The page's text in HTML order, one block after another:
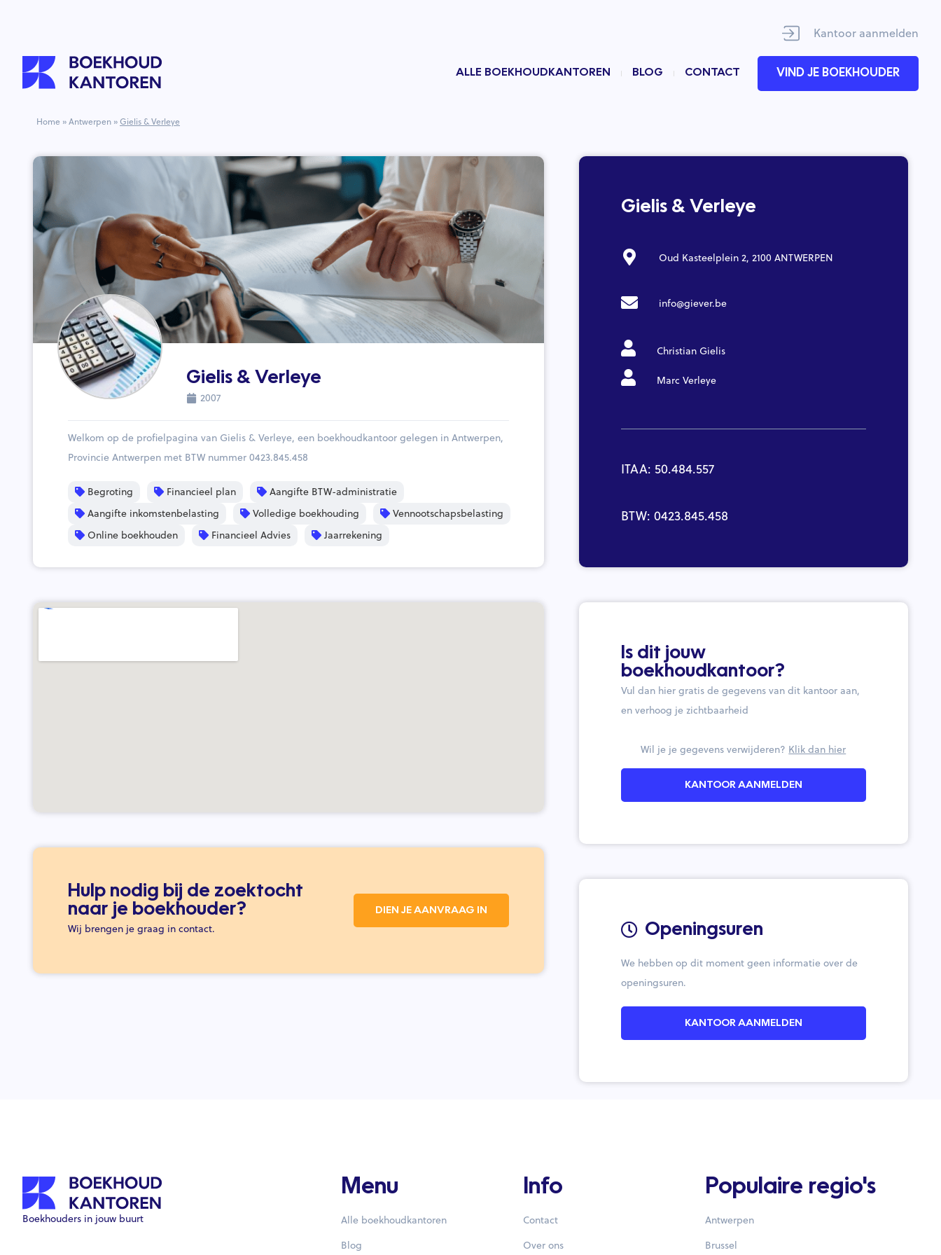
Kantoor aanmelden
ALLE BOEKHOUDKANTOREN BLOG CONTACT VIND JE BOEKHOUDER
Home »Antwerpen »Gielis & Verleye
Gielis & Verleye
2007
Welkom op de profielpagina van Gielis & Verleye, een boekhoudkantoor gelegen in Antwerpen,
Provincie Antwerpen met BTW nummer 0423.845.458
Begroting Financieel plan
Aangifte BTW-administratie
Aangifte inkomstenbelasting
Volledige boekhouding
Vennootschapsbelasting
Online boekhouden
Financieel Advies Jaarrekening
Gielis & Verleye
Oud Kasteelplein 2, 2100 ANTWERPEN
info@giever.be
Christian Gielis
Marc Verleye
ITAA: 50.484.557
BTW: 0423.845.458
Hulp nodig bij de zoektocht
naar je boekhouder?
Wij brengen je graag in contact.
DIEN JE AANVRAAG IN
Is dit jouw
boekhoudkantoor?
Vul dan hier gratis de gegevens van dit kantoor aan,
en verhoog je zichtbaarheid
Wil je je gegevens verwijderen? Klik dan hier
KANTOOR AANMELDEN
Openingsuren
We hebben op dit moment geen informatie over de
openingsuren.
KANTOOR AANMELDEN
Boekhouders in jouw buurt
Menu
Alle boekhoudkantoren
Blog
Info
Contact
Over ons
Populaire regio's
Antwerpen
Brussel